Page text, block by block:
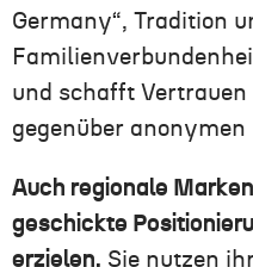
Germany“, Tradition
und schafft
gegenüber anonymen
Auch regionale
geschickte
erzielen. Sie nutzen